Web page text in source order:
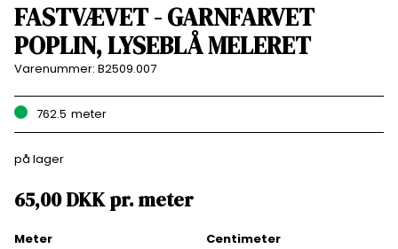
FASTVÆVET - GARNFARVET
POPLIN, LYSEBLÅ MELERET
Varenummer: B2509.007
762.5 meter
på lager
65,00DKKpr.meter
Meter Centimeter